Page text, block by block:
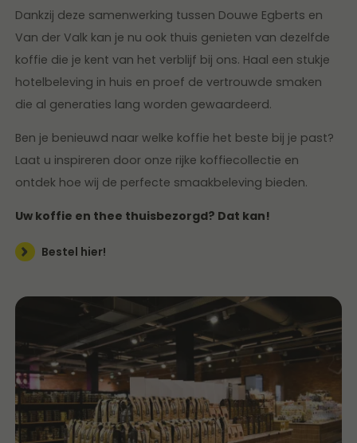
Dankzij deze samenwerking tussen Douwe Egberts en
Van der Valk kan je nu ook thuis genieten van dezelfde
koffie die je kent van het verblijf bij ons. Haal een stukje
hotelbeleving in huis en proef de vertrouwde smaken
die al generaties lang worden gewaardeerd.
Ben je benieuwd naar welke koffie het beste bij je past?
Laat u inspireren door onze rijke koffiecollectie en
ontdek hoe wij de perfecte smaakbeleving bieden.
Uw koffie en thee thuisbezorgd? Dat kan!
Bestel hier!